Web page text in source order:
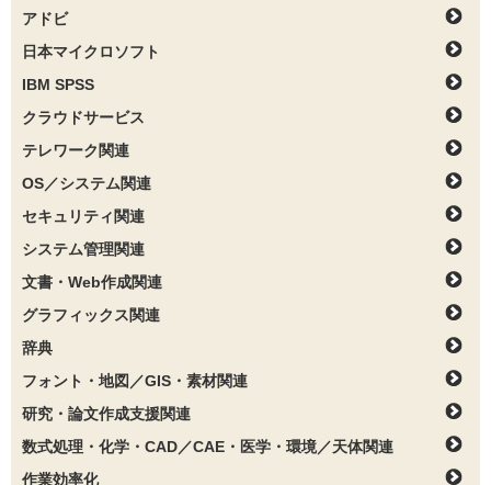
アドビ
日本マイクロソフト
IBM SPSS
クラウドサービス
テレワーク関連
OS／システム関連
セキュリティ関連
システム管理関連
文書・Web作成関連
グラフィックス関連
辞典
フォント・地図／GIS・素材関連
研究・論文作成支援関連
数式処理・化学・CAD／CAE・医学・環境／天体関連
作業効率化